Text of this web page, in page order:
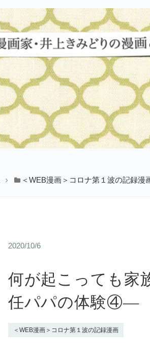
＜WEB漫画＞コロナ第１波の記録漫
2020/10/6
何が起こっても家
任パパの体験④—
＜WEB漫画＞コロナ第１波の記録漫画